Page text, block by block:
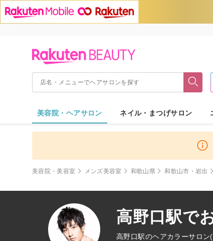
美容院・ヘアサロン ネイル・まつげサロン
美容院・美容室 メンズ美容室 和歌山県 和歌山市・岩出
高野口駅で
高野口駅のヘアカラーサロン